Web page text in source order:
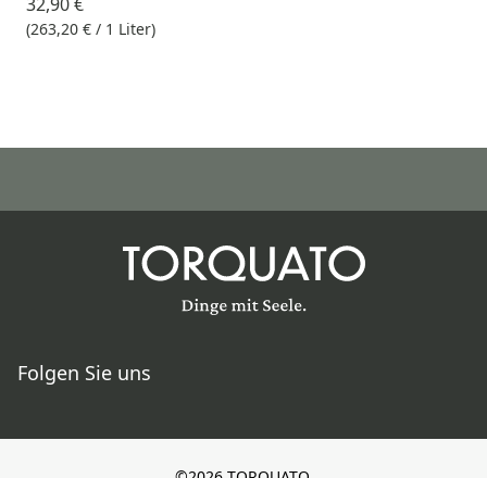
(263,20 € / 1 Liter)
Folgen Sie uns